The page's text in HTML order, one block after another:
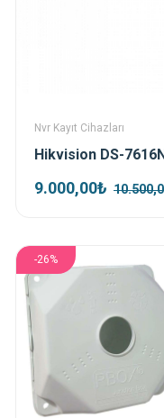
Nvr Kayıt Cihazları
9.000,00₺
-26%